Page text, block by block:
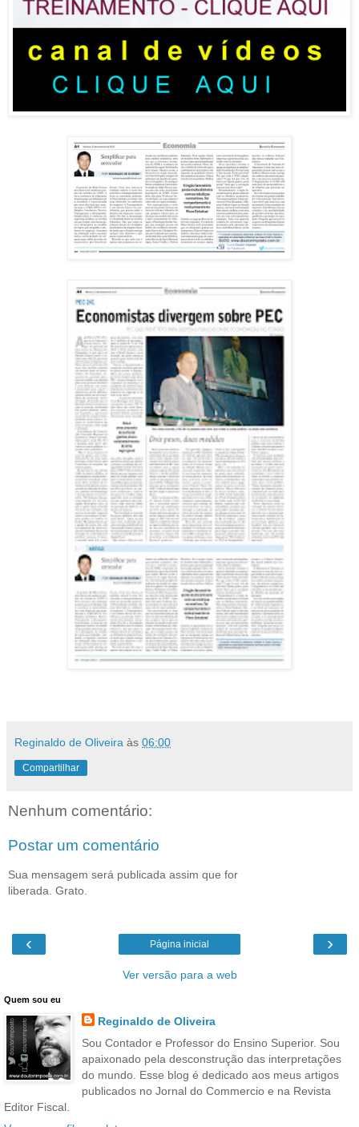
Reginaldo de Oliveira às 06:00
Compartilhar
Nenhum comentário:
Postar um comentário
Sua mensagem será publicada assim que for
liberada. Grato.
‹ ›
Página inicial
Ver versão para a web
Quem sou eu
Reginaldo de Oliveira
Sou Contador e Professor do Ensino Superior. Sou
apaixonado pela desconstrução das interpretações
do mundo. Esse blog é dedicado aos meus artigos
publicados no Jornal do Commercio e na Revista
Editor Fiscal.